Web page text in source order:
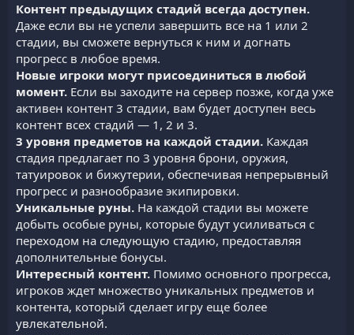
Контент предыдущих стадий всегда доступен.
Даже если вы не успели завершить все на 1 или 2
стадии, вы сможете вернуться к ним и догнать
прогресс в любое время.
Новые игроки могут присоединиться в любой
момент. Если вы заходите на сервер позже, когда уже
активен контент 3 стадии, вам будет доступен весь
контент всех стадий — 1, 2 и 3.
3 уровня предметов на каждой стадии. Каждая
стадия предлагает по 3 уровня брони, оружия,
татуировок и бижутерии, обеспечивая непрерывный
прогресс и разнообразие экипировки.
Уникальные руны. На каждой стадии вы можете
добыть особые руны, которые будут усиливаться с
переходом на следующую стадию, предоставляя
дополнительные бонусы.
Интересный контент. Помимо основного прогресса,
игроков ждет множество уникальных предметов и
контента, который сделает игру еще более
увлекательной.